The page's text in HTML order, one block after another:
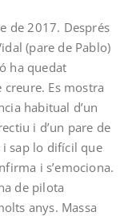
de 2017. Després
(pare de Pablo)
ha quedat
creure. Es mostra
habitual d’un
i d’un pare de
sap lo difícil que
i s’emociona.
de pilota
anys. Massa